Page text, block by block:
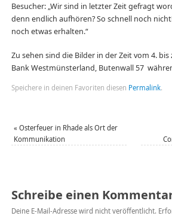
Besucher: „Wir sind in letzter Zeit gefragt
denn endlich aufhören? So schnell noch
noch etwas erhalten.“
Zu sehen sind die Bilder in der Zeit vom 4. bis
Bank Westmünsterland, Butenwall 57
Speichere in deinen Favoriten diesen Permalink.
« Osterfeuer in Rhade als Ort der
Kommunikation
Schreibe einen
Deine E-Mail-Adresse wird nicht veröffentlicht.